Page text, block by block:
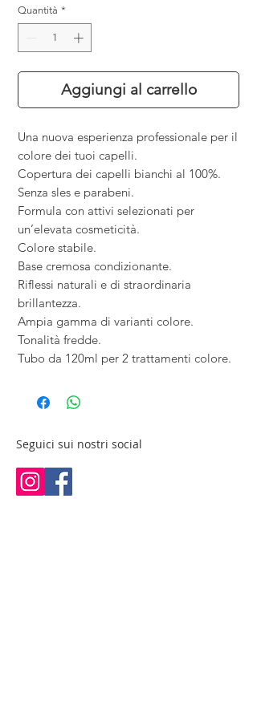
Quantità *
Aggiungi al carrello
Una nuova esperienza professionale per il
colore dei tuoi capelli.
Copertura dei capelli bianchi al 100%.
Senza sles e parabeni.
Formula con attivi selezionati per
un’elevata cosmeticità.
Colore stabile.
Base cremosa condizionante.
Riflessi naturali e di straordinaria
brillantezza.
Ampia gamma di varianti colore.
Tonalità fredde.
Tubo da 120ml per 2 trattamenti colore.
Seguici sui nostri social